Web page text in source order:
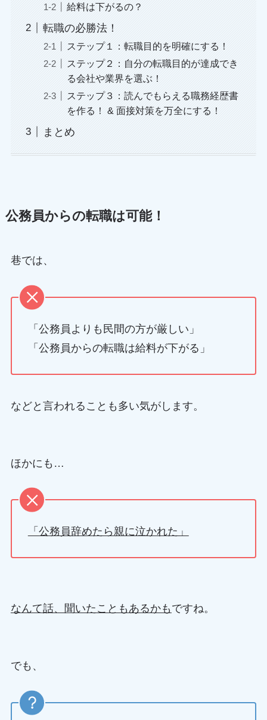
給料は下がるの？
転職の必勝法！
ステップ１：転職目的を明確にする！
ステップ２：自分の転職目的が達成でき
る会社や業界を選ぶ！
ステップ３：読んでもらえる職務経歴書
を作る！ & 面接対策を万全にする！
まとめ
公務員からの転職は可能！
巷では、
「公務員よりも民間の方が厳しい」
「公務員からの転職は給料が下がる」
などと言われることも多い気がします。
ほかにも…
「公務員辞めたら親に泣かれた」
なんて話、聞いたこともあるかも ですね。
でも、